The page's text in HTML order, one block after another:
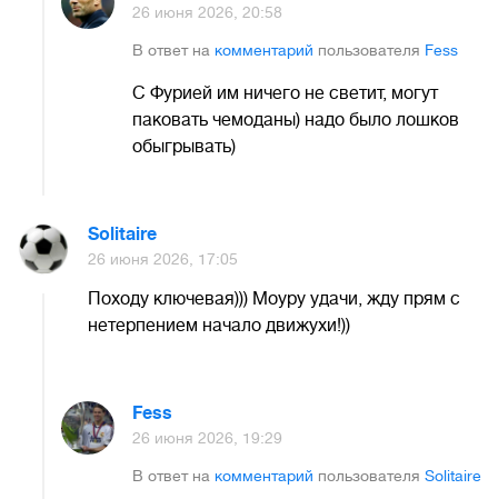
26 июня 2026, 20:58
В ответ на комментарий пользователя Fess
С Фурией им ничего не светит, могут
паковать чемоданы) надо было лошков
обыгрывать)
Solitaire
26 июня 2026, 17:05
Походу ключевая))) Моуру удачи, жду прям с
нетерпением начало движухи!))
Fess
26 июня 2026, 19:29
В ответ на комментарий пользователя Solitaire